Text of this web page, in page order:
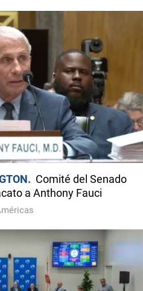
Comité del Senado
a Anthony Fauci